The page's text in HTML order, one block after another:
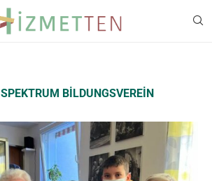
SPEKTRUM BILDUNGSVEREIN